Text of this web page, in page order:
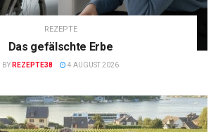
REZEPTE
Das gefälschte Erbe
BY REZEPTE38 4 AUGUST 2026